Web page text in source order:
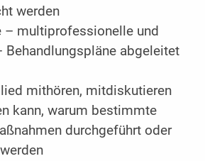
werden
– multiprofessionelle und
Behandlungspläne abgeleitet
mithören, mitdiskutieren
kann, warum bestimmte
durchgeführt oder